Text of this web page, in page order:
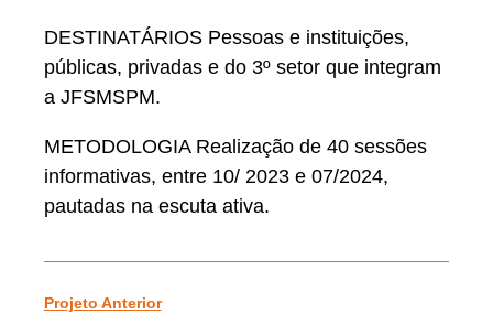
DESTINATÁRIOS Pessoas e instituições,
públicas, privadas e do 3º setor que integram
a JFSMSPM.
METODOLOGIA Realização de 40 sessões
informativas, entre 10/ 2023 e 07/2024,
pautadas na escuta ativa.
Projeto Anterior